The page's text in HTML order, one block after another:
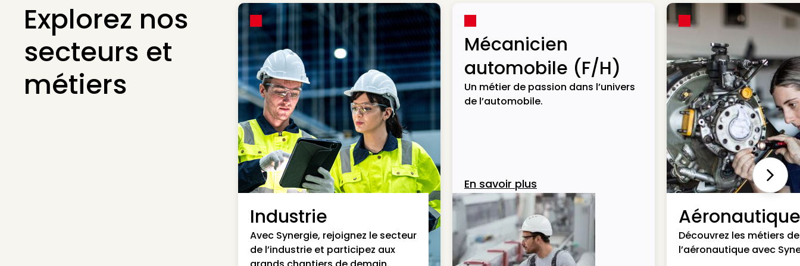
Explorez nos
secteurs et
métiers
Industrie
Avec Synergie, rejoignez le secteur
de l’industrie et participez aux
Mécanicien
automobile (F/H)
Un métier de passion dans l’univers
de l’automobile.
En savoir plus
Aéronautique
Découvrez les métiers de
l’aéronautique avec
Next